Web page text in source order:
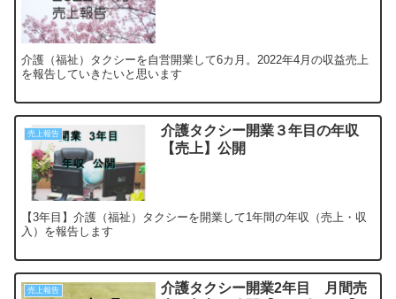
介護（福祉）タクシーを自営開業して6カ月。2022年4月の収益売上
を報告していきたいと思います
売上報告
介護タクシー開業３年目の年収
【売上】公開
【3年目】介護（福祉）タクシーを開業して1年間の年収（売上・収
入）を報告します
売上報告
介護タクシー開業2年目 月間売